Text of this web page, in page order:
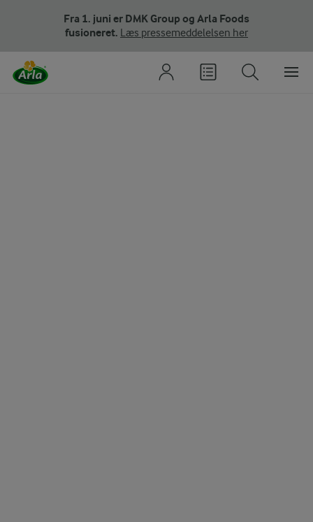
Fra 1. juni er DMK Group og Arla Foods
fusioneret. Læs pressemeddelelsen her